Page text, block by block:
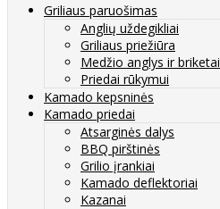
Griliaus paruošimas
Anglių uždegikliai
Griliaus priežiūra
Medžio anglys ir briketai
Priedai rūkymui
Kamado kepsninės
Kamado priedai
Atsarginės dalys
BBQ pirštinės
Grilio įrankiai
Kamado deflektoriai
Kazanai